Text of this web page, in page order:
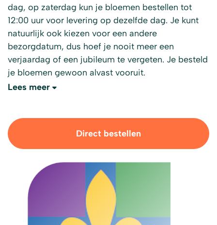
dag, op zaterdag kun je bloemen bestellen tot
12:00 uur voor levering op dezelfde dag. Je kunt
natuurlijk ook kiezen voor een andere
bezorgdatum, dus hoef je nooit meer een
verjaardag of een jubileum te vergeten. Je besteld
je bloemen gewoon alvast vooruit.
Lees meer
Direct bestellen